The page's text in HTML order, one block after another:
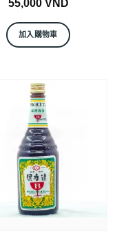
55,000 VND
加入購物車